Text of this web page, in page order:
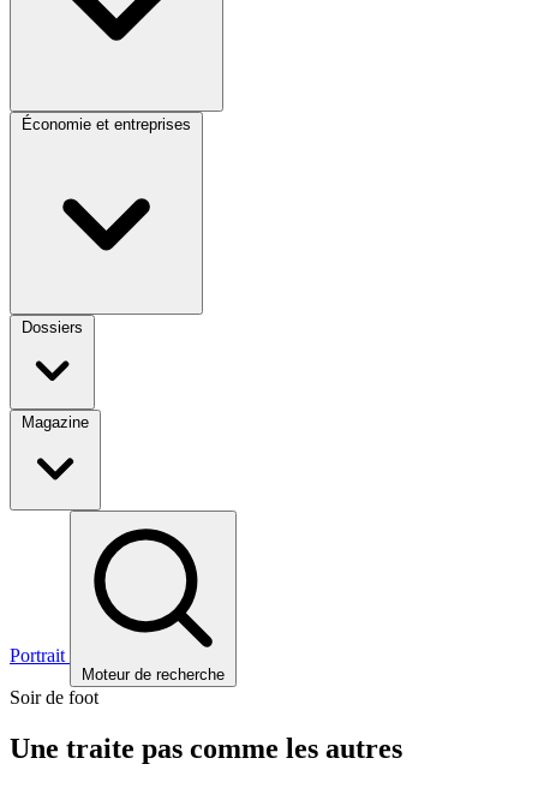
Économie et entreprises
Dossiers
Magazine
Portrait
Moteur de recherche
Soir de foot
Une traite pas comme les autres